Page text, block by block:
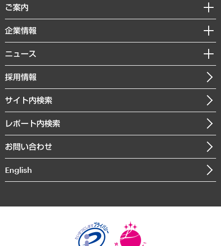
デジタルイノベーション
共生・ダイバーシティ
GRC（ガバナンス・リスク・コンプライアンス）・防災（政策）
経済・産業・雇用・労働
まちづくり・観光・交通・スポーツ・スマートシティ
自然資源・農林水産業・食料システム
経済調査
レポート
コラム
経営用語集
受託・受注実績（官公庁関連）
メディア掲載・出演
ご案内
セミナー・イベント情報
MUFGビジネスセミナー
受託案件情報
企業情報
私たちの想い
社長メッセージ
会社概要
沿革
組織図・本部部室紹介
インドネシア現地法人
個人情報保護方針
ニュース
ニュースリリース
お知らせ
採用情報
サイト内検索
レポート内検索
お問い合わせ
English